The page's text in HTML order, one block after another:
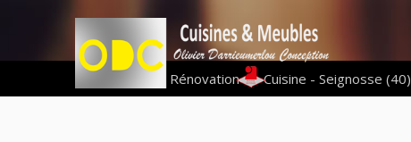
Vous êtes ici : Rénovation | Cuisine - Seignosse (40)